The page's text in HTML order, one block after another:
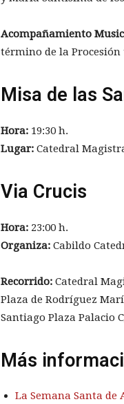
Acompañamiento
término de la Procesión
Misa de las
Hora: 19:30 h.
Lugar: Catedral
Via Crucis
Hora: 23:00 h.
Organiza: Cabildo
Recorrido: Catedral
Plaza de Rodríguez
Santiago Plaza Palacio
Más
La Semana Santa de